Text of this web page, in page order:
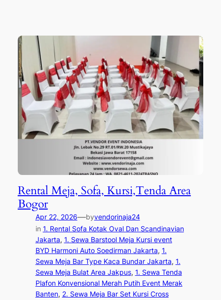
Rental Meja, Sofa, Kursi,Tenda Area
Bogor
Apr 22, 2026—byvendorinaja24
in 1. Rental Sofa Kotak Oval Dan Scandinavian
Jakarta, 1. Sewa Barstool Meja Kursi event
BYD Harmoni Auto Soedirman Jakarta, 1.
Sewa Meja Bar Type Kaca Bundar Jakarta, 1.
Sewa Meja Bulat Area Jakpus, 1. Sewa Tenda
Plafon Konvensional Merah Putih Event Merak
Banten, 2. Sewa Meja Bar Set Kursi Cross